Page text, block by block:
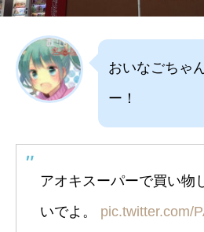
おいなごちゃ
ー！
アオキスーパーで買い物
いでよ。 pic.twitter.com/